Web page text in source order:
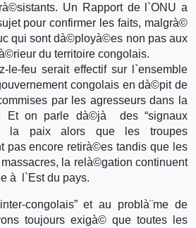
Un Rapport de l`ONU a
pour confirmer les faits, malgrà©
qui sont dà©ployà©es non pas aux
du territoire congolais.
le-feu serait effectif sur l`ensemble
congolais en dà©pit de
par les agresseurs dans la
Et on parle dà©jà des “signaux
la paix alors que les troupes
pas encore retirà©es tandis que les
la relà©gation continuent
à l`Est du pays.
congolais” et au problà¨me de
toujours exigà© que toutes les